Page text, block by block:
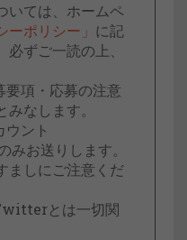
いては、ホームペ
ーポリシー」 に記
ずご一読の上、
要項・応募の注意
なします。
ント
みお送りします。
ましにご注意くだ
とは一切関